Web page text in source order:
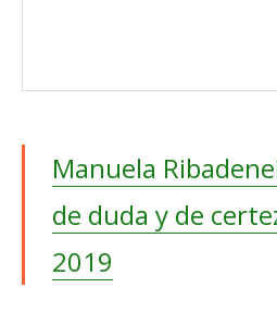
Manuela
de duda y de
2019